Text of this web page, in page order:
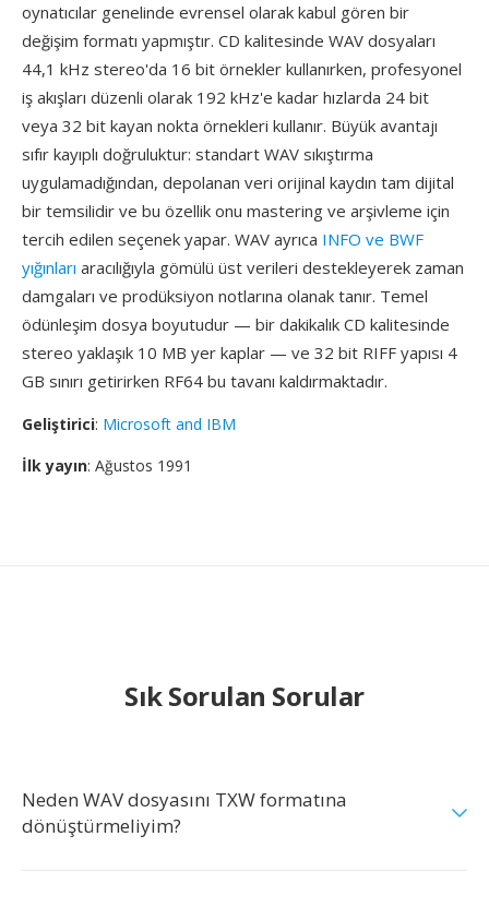
oynatıcılar genelinde evrensel olarak kabul gören bir
değişim formatı yapmıştır. CD kalitesinde WAV dosyaları
44,1 kHz stereo'da 16 bit örnekler kullanırken, profesyonel
iş akışları düzenli olarak 192 kHz'e kadar hızlarda 24 bit
veya 32 bit kayan nokta örnekleri kullanır. Büyük avantajı
sıfır kayıplı doğruluktur: standart WAV sıkıştırma
uygulamadığından, depolanan veri orijinal kaydın tam dijital
bir temsilidir ve bu özellik onu mastering ve arşivleme için
tercih edilen seçenek yapar. WAV ayrıca INFO ve BWF
yığınları aracılığıyla gömülü üst verileri destekleyerek zaman
damgaları ve prodüksiyon notlarına olanak tanır. Temel
ödünleşim dosya boyutudur — bir dakikalık CD kalitesinde
stereo yaklaşık 10 MB yer kaplar — ve 32 bit RIFF yapısı 4
GB sınırı getirirken RF64 bu tavanı kaldırmaktadır.
Geliştirici: Microsoft and IBM
İlk yayın: Ağustos 1991
Sık Sorulan Sorular
Neden WAV dosyasını TXW formatına
dönüştürmeliyim?